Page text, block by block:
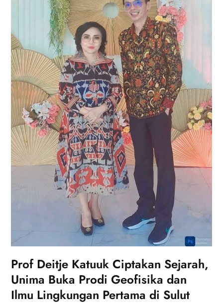
Prof Deitje Katuuk Ciptakan Sejarah,
Unima Buka Prodi Geofisika dan
Ilmu Lingkungan Pertama di Sulut